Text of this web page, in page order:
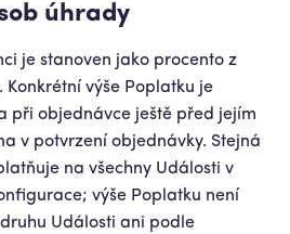
úhrady
je stanoven jako procento z
Konkrétní výše Poplatku je
při objednávce ještě před jejím
v potvrzení objednávky. Stejná
na všechny Události v
výše Poplatku není
Události ani podle